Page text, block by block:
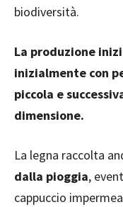
biodiversità.
La produzione
inizialmente con
piccola e
dimensione.
La legna raccolta
dalla pioggia,
cappuccio